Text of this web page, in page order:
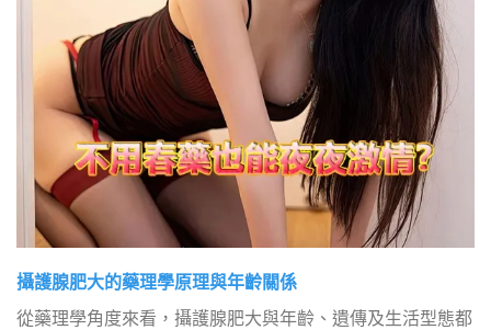
攝護腺肥大的藥理學原理與年齡關係
從藥理學角度來看，攝護腺肥大與年齡、遺傳及生活型態都